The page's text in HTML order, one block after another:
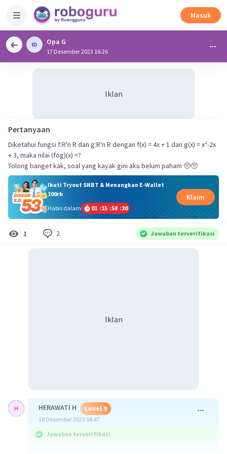
Masuk
Opa G
17 Desember 2023 16:26
Iklan
Pertanyaan
Diketahui fungsi f:R'n R dan g:R'n R dengan f(x) = 4x + 1 dan g(x) = x²-2x
+ 3, maka nilai (fog)(x) =?
Tolong banget kak, soal yang kayak gini aku belum paham 🥺🥺
Ikuti Tryout SNBT & Menangkan E-Wallet
100rb
Habis dalam
01 :15 :58 :30
Klaim
1 2 Jawaban terverifikasi
Iklan
HERAWATI H Level 9
18 Desember 2023 04:47
Jawaban terverifikasi